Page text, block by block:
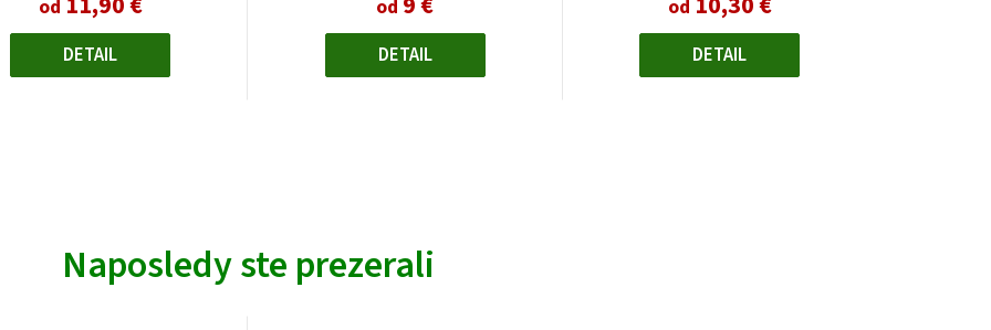
od
DETAIL
od
DETAIL
od
DETAIL
Naposledy ste prezerali